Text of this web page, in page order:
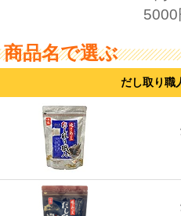
5000
商品名で選ぶ
だし取り職